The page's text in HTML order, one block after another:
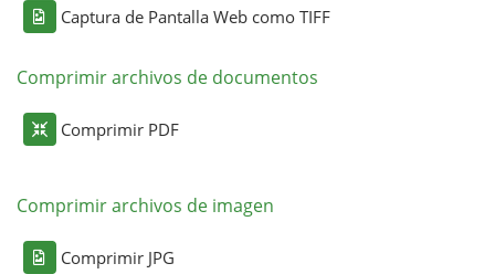
Captura de Pantalla Web como TIFF
Comprimir archivos de documentos
Comprimir PDF
Comprimir archivos de imagen
Comprimir JPG